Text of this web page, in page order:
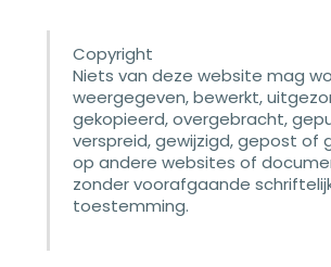
Copyright
Niets van deze website mag
weergegeven, bewerkt,
gekopieerd, overgebracht,
verspreid, gewijzigd, gepost of
op andere websites of
zonder voorafgaande
toestemming.